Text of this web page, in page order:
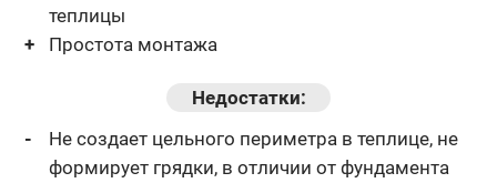
теплицы
Простота монтажа
Недостатки:
Не создает цельного периметра в теплице, не
формирует грядки, в отличии от фундамента